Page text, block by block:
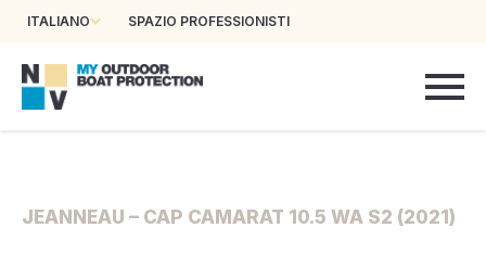
ITALIANO SPAZIO PROFESSIONISTI
JEANNEAU – CAP CAMARAT 10.5 WA S2 (2021)